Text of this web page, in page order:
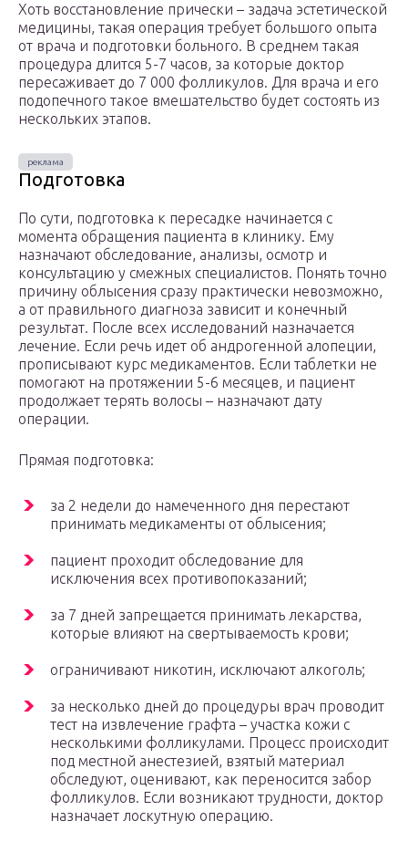
Хоть восстановление прически – задача эстетической
медицины, такая операция требует большого опыта
от врача и подготовки больного. В среднем такая
процедура длится 5-7 часов, за которые доктор
пересаживает до 7 000 фолликулов. Для врача и его
подопечного такое вмешательство будет состоять из
нескольких этапов.
Подготовка
По сути, подготовка к пересадке начинается с
момента обращения пациента в клинику. Ему
назначают обследование, анализы, осмотр и
консультацию у смежных специалистов. Понять точно
причину облысения сразу практически невозможно,
а от правильного диагноза зависит и конечный
результат. После всех исследований назначается
лечение. Если речь идет об андрогенной алопеции,
прописывают курс медикаментов. Если таблетки не
помогают на протяжении 5-6 месяцев, и пациент
продолжает терять волосы – назначают дату
операции.
Прямая подготовка:
за 2 недели до намеченного дня перестают
принимать медикаменты от облысения;
пациент проходит обследование для
исключения всех противопоказаний;
за 7 дней запрещается принимать лекарства,
которые влияют на свертываемость крови;
ограничивают никотин, исключают алкоголь;
за несколько дней до процедуры врач проводит
тест на извлечение графта – участка кожи с
несколькими фолликулами. Процесс происходит
под местной анестезией, взятый материал
обследуют, оценивают, как переносится забор
фолликулов. Если возникают трудности, доктор
назначает лоскутную операцию.